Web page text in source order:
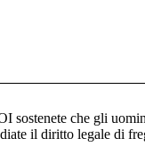
sostenete che gli
il diritto legale di